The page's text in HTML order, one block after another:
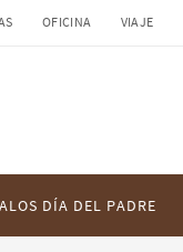
OFICINA VIAJE
DÍA DEL PADRE